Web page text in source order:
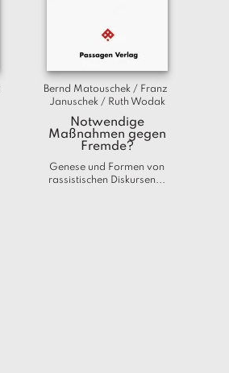
Bernd Matouschek / Franz
Januschek / Ruth Wodak
Notwendige
Maßnahmen gegen
Fremde?
Genese und Formen von
rassistischen Diskursen...